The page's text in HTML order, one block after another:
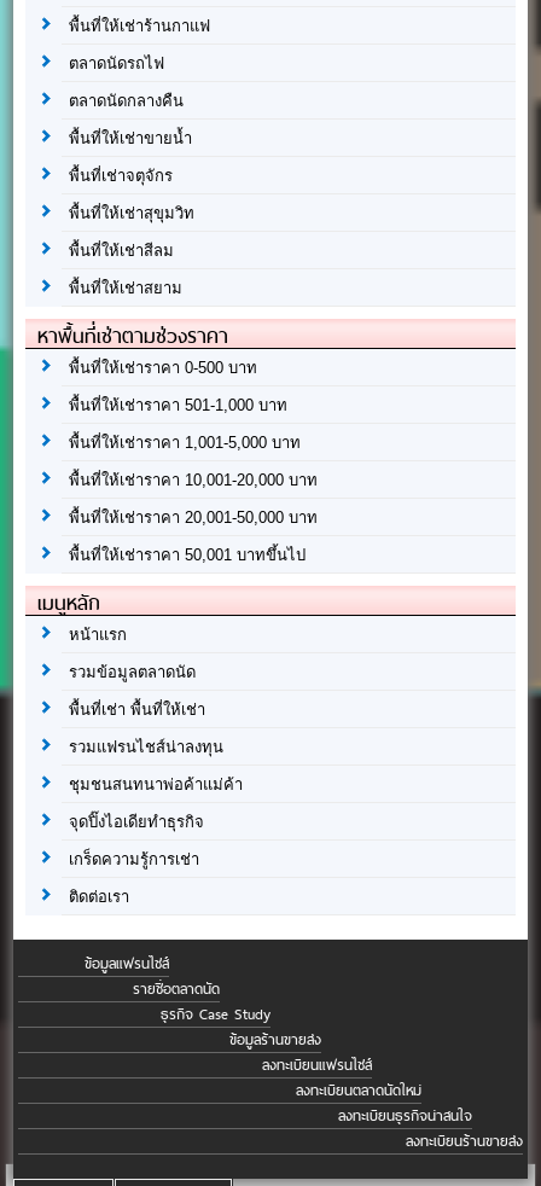
พื้นที่ให้เช่าร้านกาแฟ
ตลาดนัดรถไฟ
ตลาดนัดกลางคืน
พื้นที่ให้เช่าขายน้ำ
พื้นที่เช่าจตุจักร
พื้นที่ให้เช่าสุขุมวิท
พื้นที่ให้เช่าสีลม
พื้นที่ให้เช่าสยาม
หาพื้นที่เช่าตามช่วงราคา
พื้นที่ให้เช่าราคา 0-500 บาท
พื้นที่ให้เช่าราคา 501-1,000 บาท
พื้นที่ให้เช่าราคา 1,001-5,000 บาท
พื้นที่ให้เช่าราคา 10,001-20,000 บาท
พื้นที่ให้เช่าราคา 20,001-50,000 บาท
พื้นที่ให้เช่าราคา 50,001 บาทขึ้นไป
เมนูหลัก
หน้าแรก
รวมข้อมูลตลาดนัด
พื้นที่เช่า พื้นที่ให้เช่า
รวมแฟรนไชส์น่าลงทุน
ชุมชนสนทนาพ่อค้าแม่ค้า
จุดปิ๊งไอเดียทำธุรกิจ
เกร็ดความรู้การเช่า
ติดต่อเรา
ข้อมูลแฟรนไชส์
รายชื่อตลาดนัด
ธุรกิจ Case Study
ข้อมูลร้านขายส่ง
ลงทะเบียนแฟรนไชส์
ลงทะเบียนตลาดนัดใหม่
ลงทะเบียนธุรกิจน่าสนใจ
ลงทะเบียนร้านขายส่ง